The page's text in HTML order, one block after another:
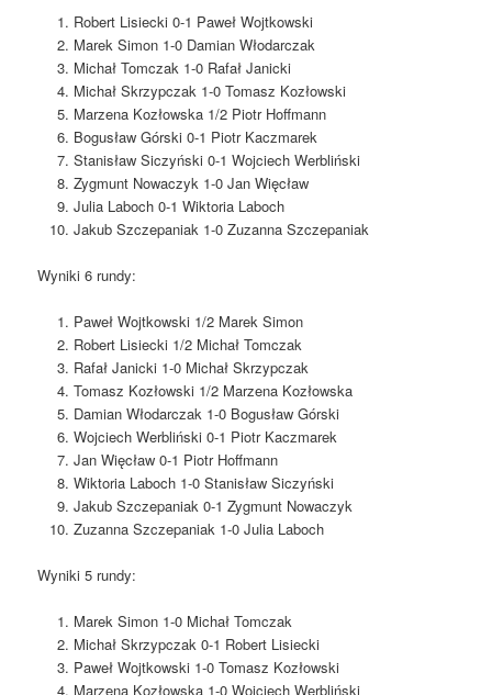
Robert Lisiecki 0-1 Paweł Wojtkowski
Marek Simon 1-0 Damian Włodarczak
Michał Tomczak 1-0 Rafał Janicki
Michał Skrzypczak 1-0 Tomasz Kozłowski
Marzena Kozłowska 1/2 Piotr Hoffmann
Bogusław Górski 0-1 Piotr Kaczmarek
Stanisław Siczyński 0-1 Wojciech Werbliński
Zygmunt Nowaczyk 1-0 Jan Więcław
Julia Laboch 0-1 Wiktoria Laboch
Jakub Szczepaniak 1-0 Zuzanna Szczepaniak
Wyniki 6 rundy:
Paweł Wojtkowski 1/2 Marek Simon
Robert Lisiecki 1/2 Michał Tomczak
Rafał Janicki 1-0 Michał Skrzypczak
Tomasz Kozłowski 1/2 Marzena Kozłowska
Damian Włodarczak 1-0 Bogusław Górski
Wojciech Werbliński 0-1 Piotr Kaczmarek
Jan Więcław 0-1 Piotr Hoffmann
Wiktoria Laboch 1-0 Stanisław Siczyński
Jakub Szczepaniak 0-1 Zygmunt Nowaczyk
Zuzanna Szczepaniak 1-0 Julia Laboch
Wyniki 5 rundy:
Marek Simon 1-0 Michał Tomczak
Michał Skrzypczak 0-1 Robert Lisiecki
Paweł Wojtkowski 1-0 Tomasz Kozłowski
Marzena Kozłowska 1-0 Wojciech Werbliński